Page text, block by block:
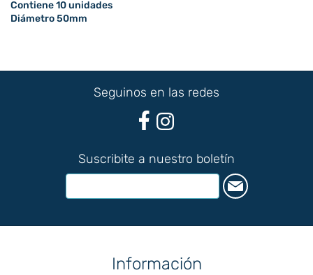
Contiene 10 unidades
Diámetro 50mm
Seguinos en las redes
Suscribite a nuestro boletín
Información